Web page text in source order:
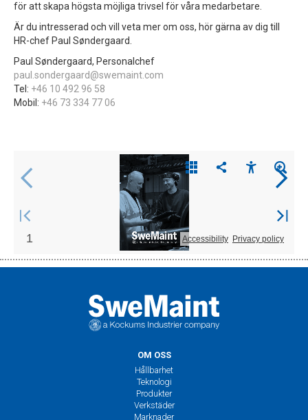
för att skapa högsta möjliga trivsel för våra medarbetare.
Är du intresserad och vill veta mer om oss, hör gärna av dig till
HR-chef Paul Søndergaard.
Paul Søndergaard, Personalchef
paul.sondergaard@swemaint.com
Tel: +46 10 492 96 58
Mobil: +46 73 334 77 06
OM OSS
Hållbarhet
Teknologi
Produkter
Verkstäder
Marknader